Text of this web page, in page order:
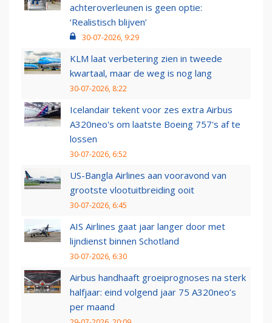
achteroverleunen is geen optie:
‘Realistisch blijven’
30-07-2026, 9:29
KLM laat verbetering zien in tweede
kwartaal, maar de weg is nog lang
30-07-2026, 8:22
Icelandair tekent voor zes extra Airbus
A320neo's om laatste Boeing 757's af te
lossen
30-07-2026, 6:52
US-Bangla Airlines aan vooravond van
grootste vlootuitbreiding ooit
30-07-2026, 6:45
AIS Airlines gaat jaar langer door met
lijndienst binnen Schotland
30-07-2026, 6:30
Airbus handhaaft groeiprognoses na sterk
halfjaar: eind volgend jaar 75 A320neo’s
per maand